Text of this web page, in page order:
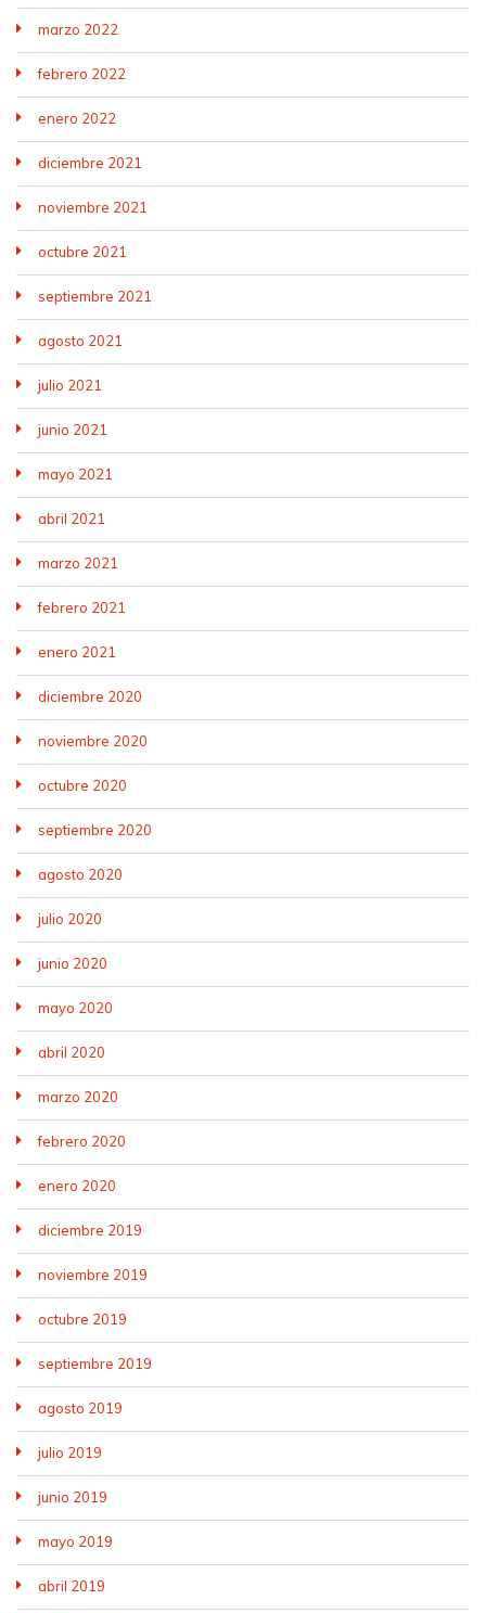
marzo 2022
febrero 2022
enero 2022
diciembre 2021
noviembre 2021
octubre 2021
septiembre 2021
agosto 2021
julio 2021
junio 2021
mayo 2021
abril 2021
marzo 2021
febrero 2021
enero 2021
diciembre 2020
noviembre 2020
octubre 2020
septiembre 2020
agosto 2020
julio 2020
junio 2020
mayo 2020
abril 2020
marzo 2020
febrero 2020
enero 2020
diciembre 2019
noviembre 2019
octubre 2019
septiembre 2019
agosto 2019
julio 2019
junio 2019
mayo 2019
abril 2019